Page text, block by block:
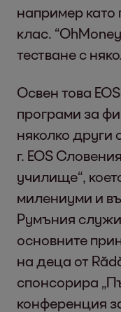
например като
клас.
тестване с
Освен това
програми за
няколко други
г. EOS
училище“,
милениуми и
Румъния
основните
на деца от
спонсорира
конференция